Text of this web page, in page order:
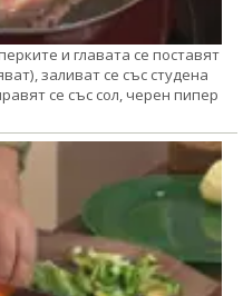
и главата се поставят
заливат се със студена
се със сол, черен пипер